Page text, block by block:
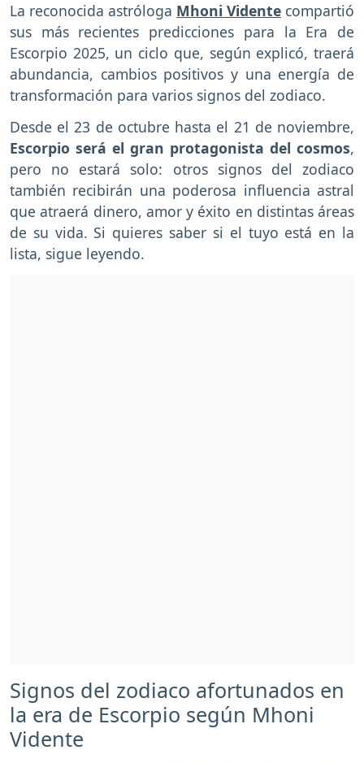
La reconocida astróloga Mhoni Vidente compartió
sus más recientes predicciones para la Era de
Escorpio 2025, un ciclo que, según explicó, traerá
abundancia, cambios positivos y una energía de
transformación para varios signos del zodiaco.
Desde el 23 de octubre hasta el 21 de noviembre,
Escorpio será el gran protagonista del cosmos,
pero no estará solo: otros signos del zodiaco
también recibirán una poderosa influencia astral
que atraerá dinero, amor y éxito en distintas áreas
de su vida. Si quieres saber si el tuyo está en la
lista, sigue leyendo.
Signos del zodiaco afortunados en
la era de Escorpio según Mhoni
Vidente